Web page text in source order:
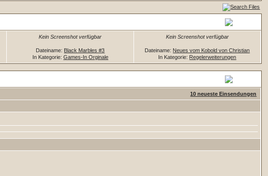
Kein Screenshot verfügbar
Dateiname: Black Marbles #3
In Kategorie: Games-In Orginale
Kein Screenshot verfügbar
Dateiname: Neues vom Kobold von Christian
In Kategorie: Regelerweiterungen
10 neueste Einsendungen